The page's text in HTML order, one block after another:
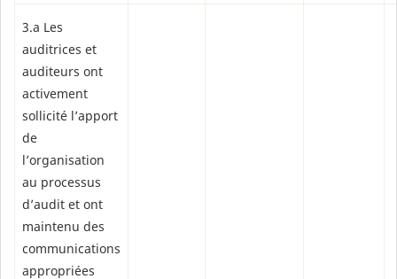
3.a Les
auditrices et
auditeurs ont
activement
sollicité l’apport
de
l’organisation
au processus
d’audit et ont
maintenu des
communications
appropriées